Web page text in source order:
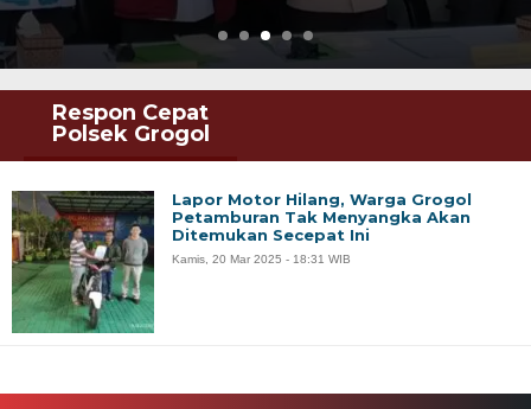
Respon Cepat
Polsek Grogol
Lapor Motor Hilang, Warga Grogol
Petamburan Tak Menyangka Akan
Ditemukan Secepat Ini
Kamis, 20 Mar 2025 - 18:31 WIB